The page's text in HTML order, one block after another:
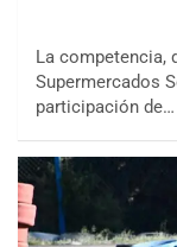
La competencia,
Supermercados
participación de…